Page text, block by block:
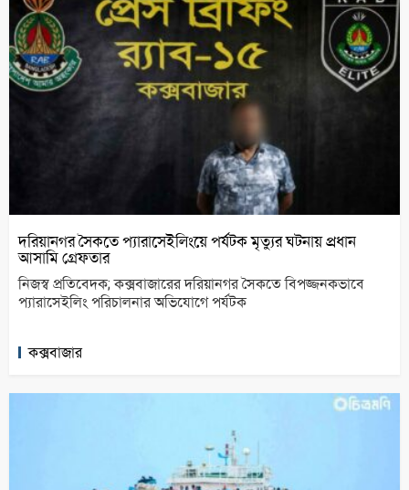
দরিয়ানগর সৈকতে প্যারাসেইলিংয়ে পর্যটক মৃত্যুর ঘটনায় প্রধান
আসামি গ্রেফতার
নিজস্ব প্রতিবেদক; কক্সবাজারের দরিয়ানগর সৈকতে বিপজ্জনকভাবে
প্যারাসেইলিং পরিচালনার অভিযোগে পর্যটক
কক্সবাজার